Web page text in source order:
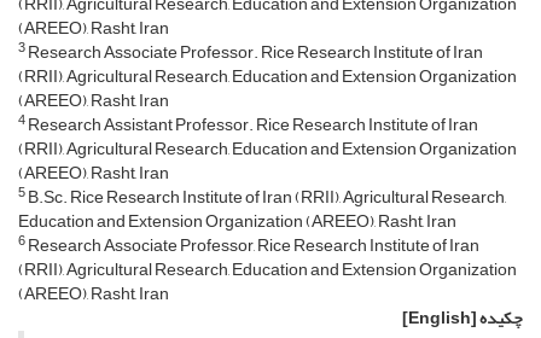
(AREEO), Rasht, Iran
3Research Associate Professor. Rice Research Institute of Iran
(RRII), Agricultural Research, Education and Extension Organization
(AREEO), Rasht, Iran
4Research Assistant Professor. Rice Research Institute of Iran
(RRII), Agricultural Research, Education and Extension Organization
(AREEO), Rasht, Iran
5B.Sc. Rice Research Institute of Iran (RRII), Agricultural Research,
Education and Extension Organization (AREEO), Rasht, Iran
6Research Associate Professor, Rice Research Institute of Iran
(RRII), Agricultural Research, Education and Extension Organization
(AREEO), Rasht, Iran
چکیده[English]